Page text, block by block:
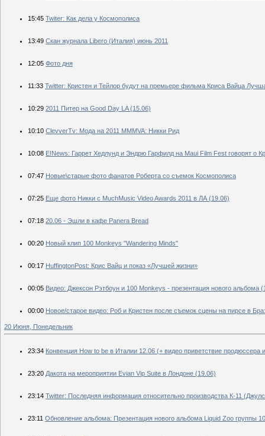
15:45 Twiter: Как дела у Космополиса
13:49 Скан журнала Libero (Италия) июнь 2011
12:05 Фото дня
11:33 Twitter: Кристен и Тейлор будут на премьере фильма Криса Вайца
10:29 2011 Питер на Good Day LA (15.06)
10:10 ClevverTv: Мода на 2011 MMMVA: Никки Рид
10:08 Е!News: Гаррет Хедлунд и Эндрю Гарфилд на Maui Film Fest говорят о
07:47 Новые\старые фото фанатов Роберта со съемок Космополиса
07:25 Еще фото Никки с MuchMusic Video Awards 2011 в ЛА (19.06)
07:18 20.06 - Эшли в кафе Panera Bread
00:20 Новый клип 100 Monkeys "Wandering Minds"
00:17 HuffingtonPost: Крис Вайц и показ «Лучшей жизни»
00:05 Видео: Джексон Рэтбоун и 100 Monkeys - презентация нового альбома
00:00 Новое/старое видео: Роб и Кристен после съемок сцены на пирсе в
20 Июня, Понедельник
23:34 Конвенция How to be в Италии 12.06 (+ видео приветствие
23:20 Дакота на мероприятии Evian Vip Suite в Лондоне (19.06)
23:14 Twitter: Последняя информация относительно производства К-11
23:11 Обновление альбома: Презентация нового альбома Liquid Zoo группы